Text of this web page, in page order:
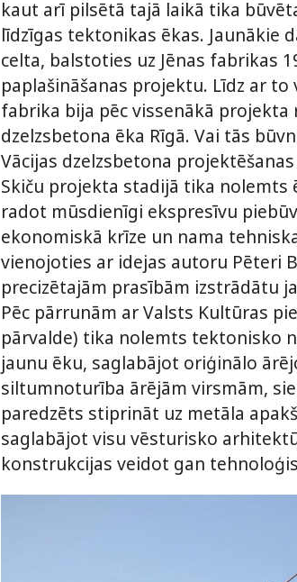
kaut arī pilsētā tajā laikā tika
līdzīgas­­­ tektonikas ēkas. Jaunākie
celta, balstoties uz Jēnas fabrikas
paplašināšanas projektu. Līdz ar to
fabrika bija pēc vissenākā
dzelzsbetona ēka Rīgā. Vai tās
Vācijas dzelzsbetona
Skiču projekta stadijā tika nolemts
radot mūsdienīgi ekspresīvu
ekonomiskā krīze un nama
vienojoties ar idejas autoru Pēteri
precizētajām prasībām izstrādātu
Pēc pārrunām ar Valsts Kultūras
pārvalde) tika nolemts tektonisko
jaunu ēku, saglabājot oriģinālo
siltumnoturība ārējām virsmām,
paredzēts stiprināt uz metāla
saglabājot visu vēsturisko
konstrukcijas veidot gan